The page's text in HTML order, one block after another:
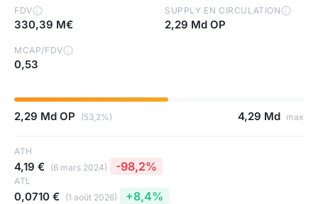
FDV i
330,39 M€
SUPPLY EN CIRCULATION i
2,29 Md OP
MCAP/FDV i
0,53
2,29 Md OP (53,2%) 4,29 Md max
ATH
4,19 € (6 mars 2024) -98,2%
ATL
0,0710 € (1 août 2026) +8,4%